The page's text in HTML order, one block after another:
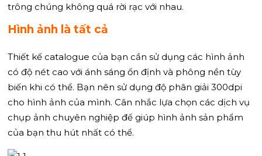
trông chúng không quá rời rạc với nhau.
Hình ảnh là tất cả
Thiết kế catalogue của bạn cần sử dụng các hình ảnh
có độ nét cao với ánh sáng ổn định và phông nền tùy
biến khi có thể. Bạn nên sử dụng độ phân giải 300dpi
cho hình ảnh của mình. Cân nhắc lựa chọn các dịch vụ
chụp ảnh chuyên nghiệp để giúp hình ảnh sản phẩm
của bạn thu hút nhất có thể.